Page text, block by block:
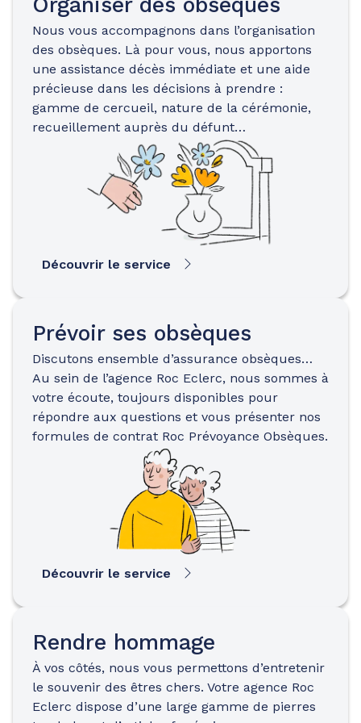
Nous vous accompagnons dans l’organisation
des obsèques. Là pour vous, nous apportons
une assistance décès immédiate et une aide
précieuse dans les décisions à prendre :
gamme de cercueil, nature de la cérémonie,
recueillement auprès du défunt…
Découvrir le service
Prévoir ses obsèques
Discutons ensemble d’assurance obsèques…
Au sein de l’agence Roc Eclerc, nous sommes à
votre écoute, toujours disponibles pour
répondre aux questions et vous présenter nos
formules de contrat Roc Prévoyance Obsèques.
Découvrir le service
Rendre hommage
À vos côtés, nous vous permettons d’entretenir
le souvenir des êtres chers. Votre agence Roc
Eclerc dispose d’une large gamme de pierres